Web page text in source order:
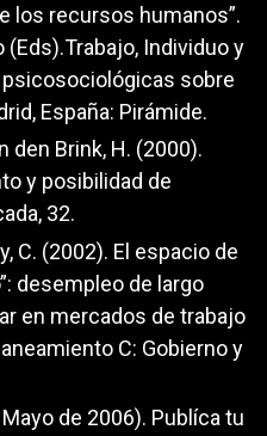
los recursos humanos”.
(Eds).Trabajo, Individuo y
sobre
España: Pirámide.
den Brink, H. (2000).
y posibilidad de
32.
C. (2002). El espacio de
desempleo de largo
en mercados de trabajo
C: Gobierno y
de 2006). Publíca tu